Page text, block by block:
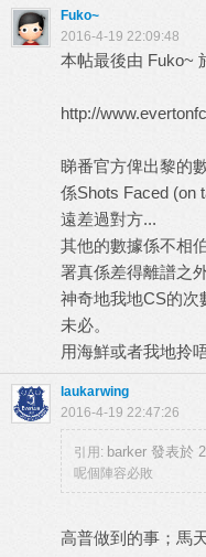
Fuko~
2016-4-19 22:09:48
本帖最後由 Fuko~
http://
睇番官方俾出黎的
係Shots Faced (on
遠差過對方...
其他的數據係不相
署真係差得離譜之
神奇地我地CS的次
未必。
用海鮮或者我地拎
laukarwing
2016-4-19 22:47:26
引用: barker 發表於
呢個陣容必敗
高普做到的事；馬